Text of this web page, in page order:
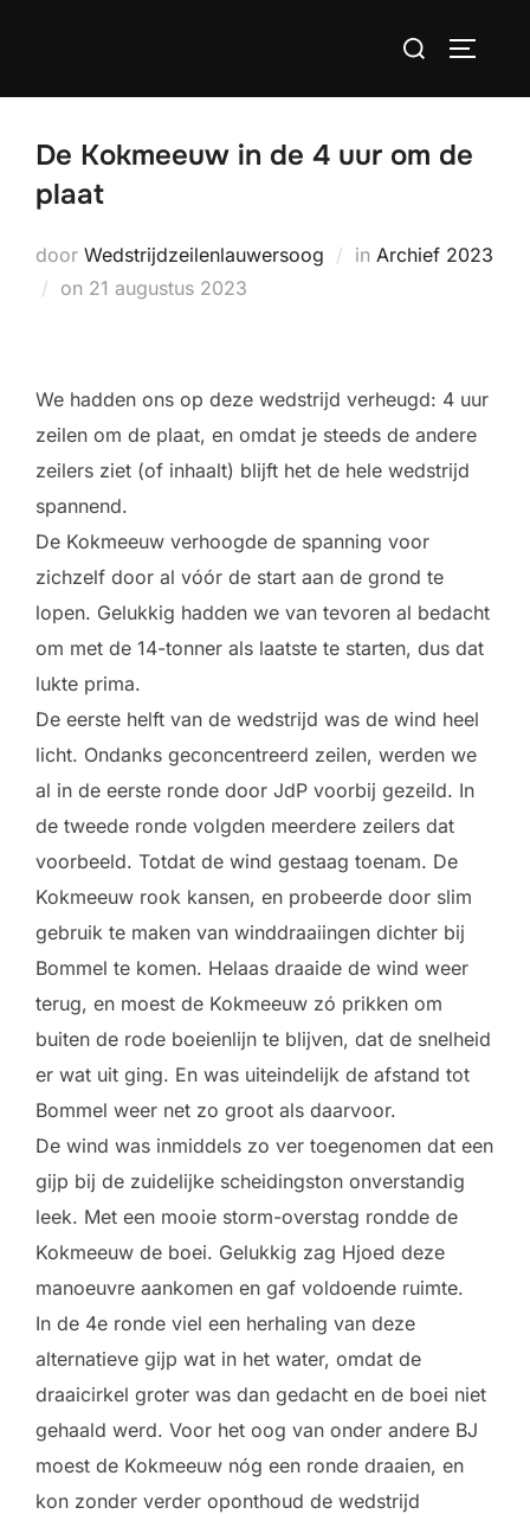
Zoek
De Kokmeeuw in de 4 uur om de
plaat
door Wedstrijdzeilenlauwersoog in Archief 2023
on Geplaatst
21 augustus 2023
We hadden ons op deze wedstrijd verheugd: 4 uur
zeilen om de plaat, en omdat je steeds de andere
zeilers ziet (of inhaalt) blijft het de hele wedstrijd
spannend.
De Kokmeeuw verhoogde de spanning voor
zichzelf door al vóór de start aan de grond te
lopen. Gelukkig hadden we van tevoren al bedacht
om met de 14-tonner als laatste te starten, dus dat
lukte prima.
De eerste helft van de wedstrijd was de wind heel
licht. Ondanks geconcentreerd zeilen, werden we
al in de eerste ronde door JdP voorbij gezeild. In
de tweede ronde volgden meerdere zeilers dat
voorbeeld. Totdat de wind gestaag toenam. De
Kokmeeuw rook kansen, en probeerde door slim
gebruik te maken van winddraaiingen dichter bij
Bommel te komen. Helaas draaide de wind weer
terug, en moest de Kokmeeuw zó prikken om
buiten de rode boeienlijn te blijven, dat de snelheid
er wat uit ging. En was uiteindelijk de afstand tot
Bommel weer net zo groot als daarvoor.
De wind was inmiddels zo ver toegenomen dat een
gijp bij de zuidelijke scheidingston onverstandig
leek. Met een mooie storm-overstag rondde de
Kokmeeuw de boei. Gelukkig zag Hjoed deze
manoeuvre aankomen en gaf voldoende ruimte.
In de 4e ronde viel een herhaling van deze
alternatieve gijp wat in het water, omdat de
draaicirkel groter was dan gedacht en de boei niet
gehaald werd. Voor het oog van onder andere BJ
moest de Kokmeeuw nóg een ronde draaien, en
kon zonder verder oponthoud de wedstrijd